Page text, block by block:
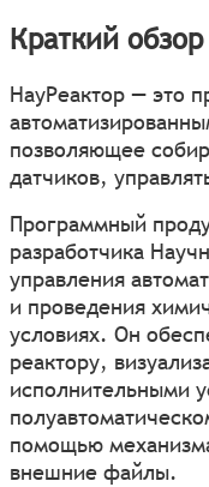
Краткий
НауРеактор — это
позволяющее
датчиков,
Программный
разработчика
управления
и проведения
условиях. Он
реактору,
исполнительными
помощью
внешние файлы.